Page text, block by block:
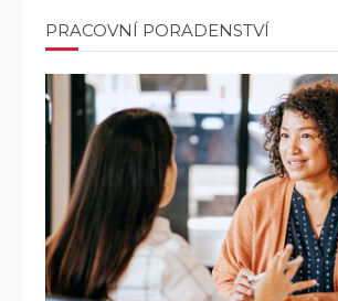
PRACOVNÍ PORADENSTVÍ